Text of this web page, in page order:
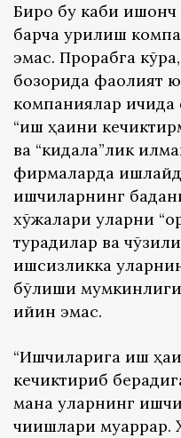
Бироқ бу каби
барча қурилиш
эмас. Прорабга
бозорида фаолият
компаниялар ичида
“иш ҳақини
ва “кидала”лик
фирмаларда
ишчиларнинг
хўжалари уларни
турадилар ва
ишсизликка
бўлиши
қийин эмас.
“Ишчиларига иш
кечиктириб
мана уларнинг
чиқишлари муқаррар.